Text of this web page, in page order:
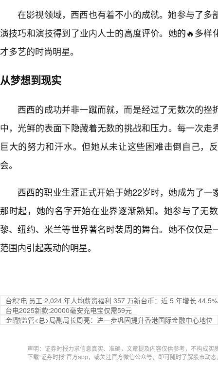
在影视领域，西西也有着不小的成就。她参与了多
演技巧和演技得到了业内人士的高度评价。她的🔥多样
才多艺的时尚明星。
从梦想到现实
西西的成功并非一蹴而就，而是经过了无数次的挫
中，光鲜的表面下隐藏着无数的挑战和压力。每一次走
巨大的努力和汗水。但她从未让这些困难击倒自己，
会。
西西的职业生涯正式开始于她22岁时，她成为了一
那时起，她的名字开始在业界逐渐熟知。她参与了无
黎、纽约、米兰等世界著名时装周的舞台。她不仅仅是
范围内引起轰动的明星。
台积‘电’员工 2,024 年人均薪资福利 357 万新台币：近 5 年增长
台电2025新款:20000毫安充电宝仅需59元
金!融监管<总>局副局长周亮：进一步巩固提升香港国际金融中心地位
声明：证券时报力求信息真实、准确，文章提及内容仅供参考，不构成实
下载“证券时报”官方app，或关注官方微信公众号，即可随时了解股市动